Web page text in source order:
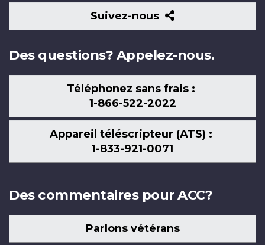
Suivez-nous
Suivez-
nous
Des questions? Appelez-nous.
Téléphonez sans frais :
1-866-522-2022
Appareil téléscripteur (ATS) :
1-833-921-0071
Des commentaires pour ACC?
Parlons vétérans